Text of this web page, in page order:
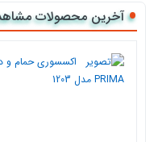
گرفته و در درجه حرارت بالا
ساختمان ها می باشد،
صنعت سرامیک در حال حاضر
آخرین محصولات